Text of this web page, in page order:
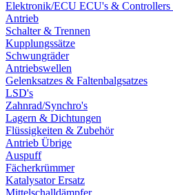
Elektronik/ECU ECU's & Controllers
Antrieb
Schalter & Trennen
Kupplungssätze
Schwungräder
Antriebswellen
Gelenksatzes & Faltenbalgsatzes
LSD's
Zahnrad/Synchro's
Lagern & Dichtungen
Flüssigkeiten & Zubehör
Antrieb Übrige
Auspuff
Fächerkrümmer
Katalysator Ersatz
Mittelschalldämpfer